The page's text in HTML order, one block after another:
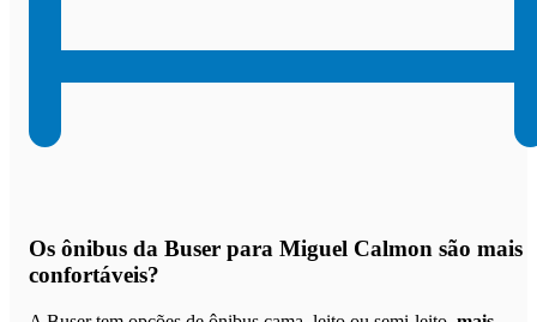
Os ônibus da Buser para Miguel Calmon são mais
confortáveis?